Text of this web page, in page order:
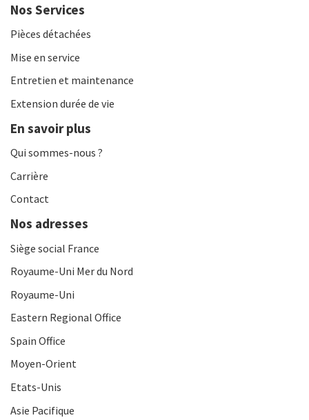
Nos Services
Pièces détachées
Mise en service
Entretien et maintenance
Extension durée de vie
En savoir plus
Qui sommes-nous ?
Carrière
Contact
Nos adresses
Siège social France
Royaume-Uni Mer du Nord
Royaume-Uni
Eastern Regional Office
Spain Office
Moyen-Orient
Etats-Unis
Asie Pacifique